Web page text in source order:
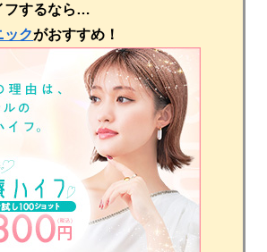
フするなら…
ックがおすすめ！